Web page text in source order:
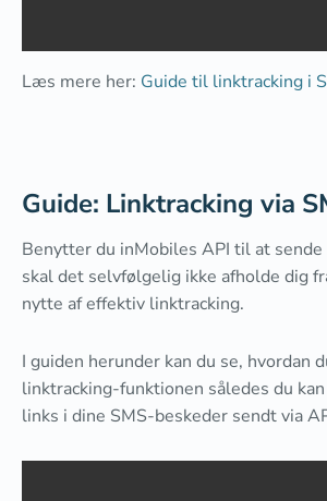
Læs mere her: Guide til linktracking i
Guide: Linktracking via
Benytter du inMobiles API til at sende
skal det selvfølgelig ikke afholde dig
nytte af effektiv linktracking.
I guiden herunder kan du se, hvordan
linktracking-funktionen således du
links i dine SMS-beskeder sendt via